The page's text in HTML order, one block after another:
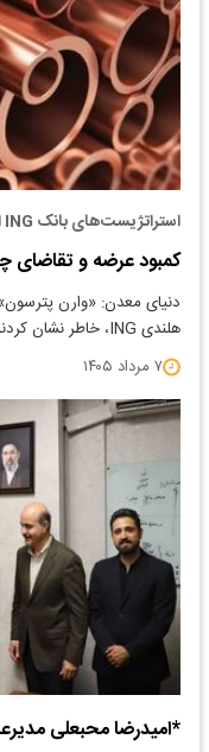
استراتژیست‌های بانک ING اعلام کردند:
کمبود عرضه و
دنیای معدن: «وارن
هلندی ING، خاطر نشان کردند: قیمت مس با فروکش…
۷ مرداد ۱۴۰۵
*امیدرضا محبعلی